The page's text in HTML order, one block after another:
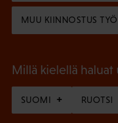
MUU KIINNOSTUS
Millä kielellä haluat
SUOMI RUOTSI